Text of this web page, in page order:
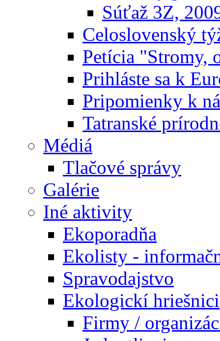
Súťaž 3Z,
Celoslovenský
Petícia "Stromy,
Prihláste sa k
Pripomienky k
Tatranské
Médiá
Tlačové správy
Galérie
Iné aktivity
Ekoporadňa
Ekolisty -
Spravodajstvo
Ekologickí hriešnici
Firmy /